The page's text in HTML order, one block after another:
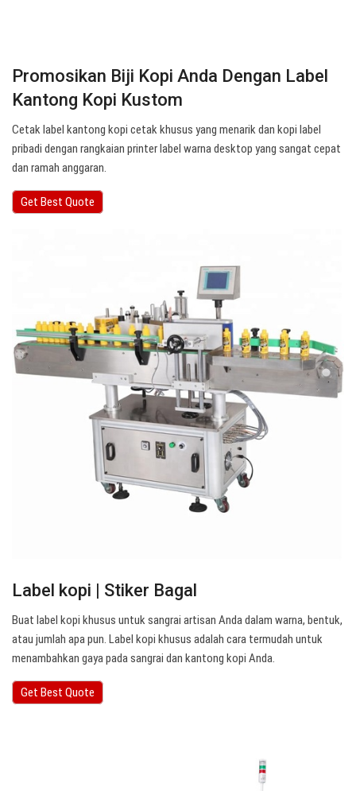
Promosikan Biji Kopi Anda Dengan Label
Kantong Kopi Kustom
Cetak label kantong kopi cetak khusus yang menarik dan kopi label
pribadi dengan rangkaian printer label warna desktop yang sangat cepat
dan ramah anggaran.
Get Best Quote
Label kopi | Stiker Bagal
Buat label kopi khusus untuk sangrai artisan Anda dalam warna, bentuk,
atau jumlah apa pun. Label kopi khusus adalah cara termudah untuk
menambahkan gaya pada sangrai dan kantong kopi Anda.
Get Best Quote